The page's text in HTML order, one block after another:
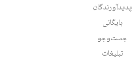
پدیدآورندگان
بایگانی
جست‌وجو
تبلیغات